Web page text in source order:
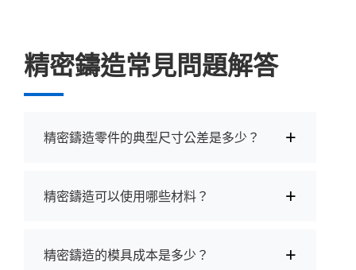
精密鑄造常見問題解答
精密鑄造零件的典型尺寸公差是多少？ +
精密鑄造可以使用哪些材料？ +
精密鑄造的模具成本是多少？ +